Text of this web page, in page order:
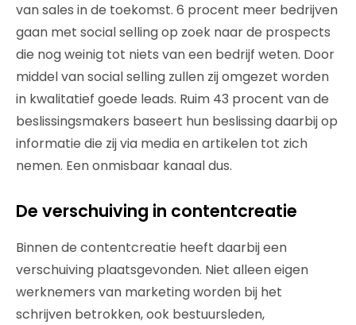
van sales in de toekomst. 6 procent meer bedrijven
gaan met social selling op zoek naar de prospects
die nog weinig tot niets van een bedrijf weten. Door
middel van social selling zullen zij omgezet worden
in kwalitatief goede leads. Ruim 43 procent van de
beslissingsmakers baseert hun beslissing daarbij op
informatie die zij via media en artikelen tot zich
nemen. Een onmisbaar kanaal dus.
De verschuiving in contentcreatie
Binnen de contentcreatie heeft daarbij een
verschuiving plaatsgevonden. Niet alleen eigen
werknemers van marketing worden bij het
schrijven betrokken, ook bestuursleden,